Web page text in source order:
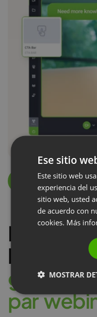
Lire
g
nératio
par webi
Ese sitio
Este sitio web
experiencia del
sitio web, usted
de acuerdo con
cookies. Más
MOSTRAR